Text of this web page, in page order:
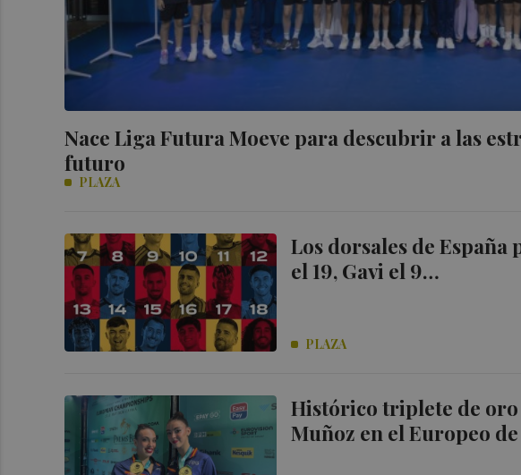
Nace Liga Futura Moeve para descubrir a las
futuro
PLAZA
Los dorsales de
el 19, Gavi el 9…
PLAZA
Histórico triplete de
Muñoz en el Europeo